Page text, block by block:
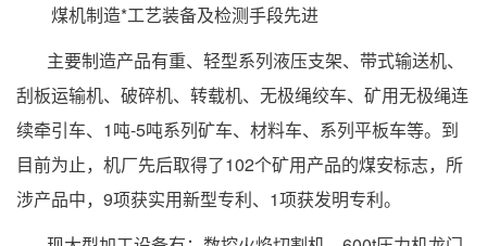
煤机制造*工艺装备及检测手段先进
主要制造产品有重、轻型系列液压支架、带式输送机、
刮板运输机、破碎机、转载机、无极绳绞车、矿用无极绳连
续牵引车、1吨-5吨系列矿车、材料车、系列平板车等。到
目前为止，机厂先后取得了102个矿用产品的煤安标志，所
涉产品中，9项获实用新型专利、1项获发明专利。